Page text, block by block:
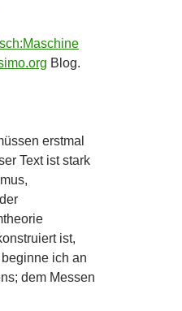
Blog.
erstmal
Text ist stark
ist,
ich an
dem Messen